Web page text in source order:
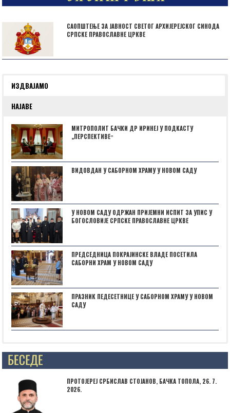
САОПШТЕЊЕ ЗА ЈАВНОСТ СВЕТОГ АРХИЈЕРЕЈСКОГ СИНОДА
СРПСКЕ ПРАВОСЛАВНЕ ЦРКВЕ
ИЗДВАЈАМО
НАЈАВЕ
МИТРОПОЛИТ БАЧКИ ДР ИРИНЕЈ У ПОДКАСТУ
„ПЕРСПЕКТИВЕˮ
ВИДОВДАН У САБОРНОМ ХРАМУ У НОВОМ САДУ
У НОВОМ САДУ ОДРЖАН ПРИЈЕМНИ ИСПИТ ЗА УПИС У
БОГОСЛОВИЈЕ СРПСКЕ ПРАВОСЛАВНЕ ЦРКВЕ
ПРЕДСЕДНИЦА ПОКРАЈИНСКЕ ВЛАДЕ ПОСЕТИЛА
САБОРНИ ХРАМ У НОВОМ САДУ
ПРАЗНИК ПЕДЕСЕТНИЦЕ У САБОРНОМ ХРАМУ У НОВОМ
САДУ
Posts not found
ПРОТОЈЕРЕЈ СРБИСЛАВ СТОЈАНОВ, БАЧКА ТОПОЛА, 26. 7.
2026.